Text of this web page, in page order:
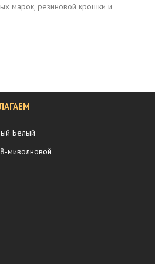
марок, резиновой крошки и
Белый
миволновой